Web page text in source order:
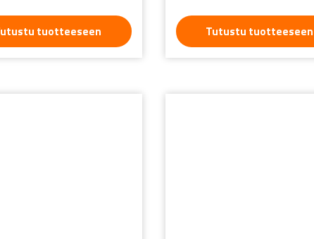
tuotteeseen Tutustu tuotteeseen